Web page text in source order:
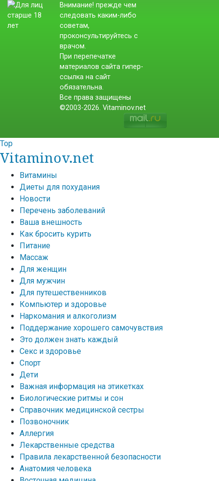
Внимание! прежде чем
следовать каким-либо
советам,
проконсультируйтесь с
врачом.
При перепечатке
материалов сайта гипер-
ссылка на сайт
обязательна.
Все права защищены
©2003-2026. Vitaminov.net
Top
Vitaminov.net
Витамины
Диеты для похудания
Новости
Перечень заболеваний
Ваша внешность
Как бросить курить
Питание
Массаж
Для женщин
Для мужчин
Для путешественников
Компьютер и здоровье
Наркомания и алкоголизм
Поддержание хорошего самочувствия
Это должен знать каждый
Секс и здоровье
Спорт
Дети
Важная информация на этикетках
Биологические ритмы и сон
Справочник медицинской сестры
Позвоночник
Аллергия
Лекарственные средства
Правила лекарственной безопасности
Aнатомия человека